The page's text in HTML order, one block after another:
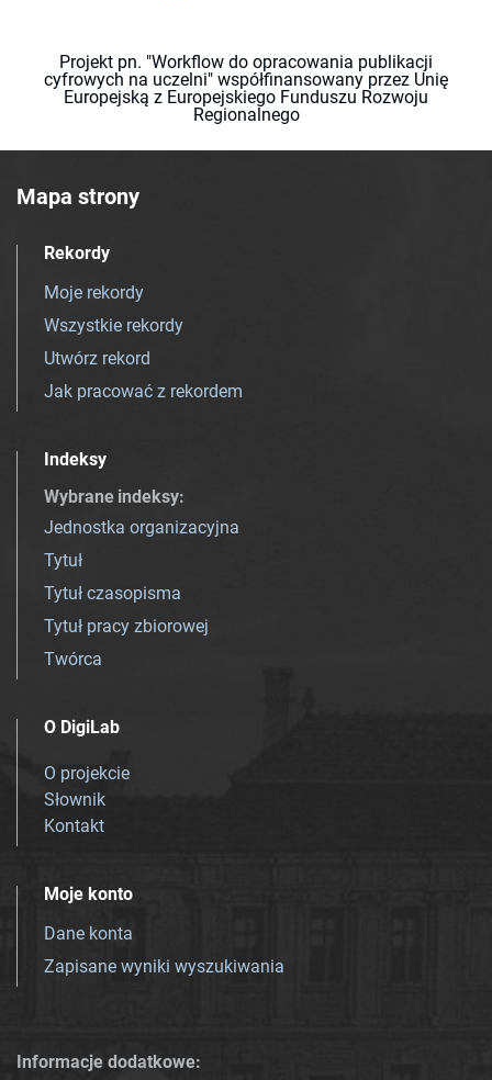
Projekt pn. "Workflow do opracowania publikacji
cyfrowych na uczelni" współfinansowany przez Unię
Europejską z Europejskiego Funduszu Rozwoju
Regionalnego
Mapa strony
Rekordy
Moje rekordy
Wszystkie rekordy
Utwórz rekord
Jak pracować z rekordem
Indeksy
Wybrane indeksy:
Jednostka organizacyjna
Tytuł
Tytuł czasopisma
Tytuł pracy zbiorowej
Twórca
O DigiLab
O projekcie
Słownik
Kontakt
Moje konto
Dane konta
Zapisane wyniki wyszukiwania
Informacje dodatkowe: